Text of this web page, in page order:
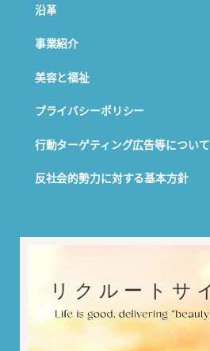
沿革
事業紹介
美容と福祉
プライバシーポリシー
行動ターゲティング広告等について
反社会的勢力に対する基本方針